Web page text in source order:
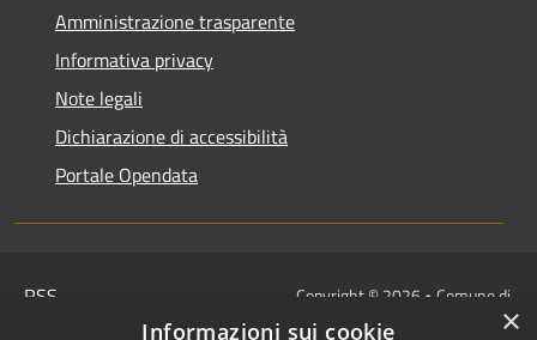
Amministrazione trasparente
Informativa privacy
Note legali
Dichiarazione di accessibilità
Portale Opendata
RSS
Copyright © 2026 • Comune di
Villongo • Powered by
×
Informazioni sui cookie